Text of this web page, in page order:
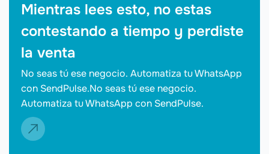
Mientras lees esto, no estas
contestando a tiempo y perdiste
la venta
No seas tú ese negocio. Automatiza tu WhatsApp
con SendPulse.No seas tú ese negocio.
Automatiza tu WhatsApp con SendPulse.